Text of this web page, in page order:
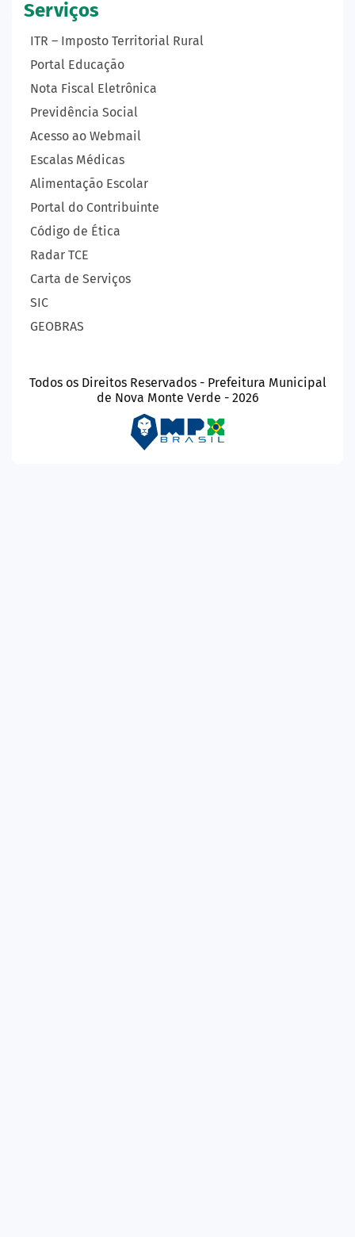
Serviços
ITR – Imposto Territorial Rural
Portal Educação
Nota Fiscal Eletrônica
Previdência Social
Acesso ao Webmail
Escalas Médicas
Alimentação Escolar
Portal do Contribuinte
Código de Ética
Radar TCE
Carta de Serviços
SIC
GEOBRAS
Todos os Direitos Reservados - Prefeitura Municipal
de Nova Monte Verde - 2026